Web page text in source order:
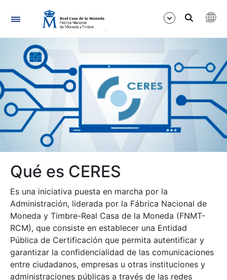
Navegación
Mostrar/Ocultar
Mostrar/Ocultar
Mostrar/Ocultar
Mostrar/Ocultar
Qué es CERES
Es una iniciativa puesta en marcha por la
Administración, liderada por la Fábrica Nacional de
Moneda y Timbre-Real Casa de la Moneda (FNMT-
RCM), que consiste en establecer una Entidad
Pública de Certificación que permita autentificar y
garantizar la confidencialidad de las comunicaciones
entre ciudadanos, empresas u otras instituciones y
administraciones públicas a través de las redes